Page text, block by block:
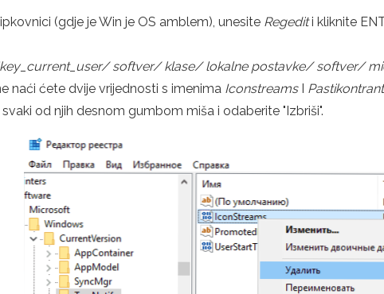
(gdje je Win je OS amblem), unesite Regediti kliknite
softver/ klase/ lokalne postavke/ softver/
naći ćete dvije vrijednosti s imenima IconstreamsI Pastikontrant
od njih desnom gumbom miša i odaberite "Izbriši".